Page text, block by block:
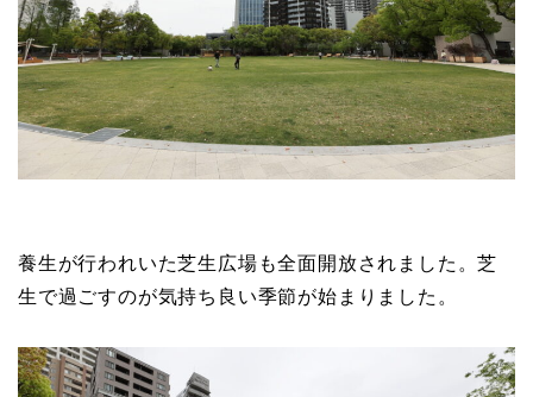
養生が行われいた芝生広場も全面開放されました。芝
生で過ごすのが気持ち良い季節が始まりました。